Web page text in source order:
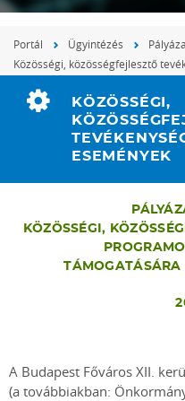
Portál Ügyintézés
Közösségi, közösségfejlesztő
KÖZÖSSÉGI,
ESEMÉNYEK
KÖZÖSSÉGI,
TÁMOGATÁSÁRA
A Budapest Főváros XII.
(a továbbiakban: